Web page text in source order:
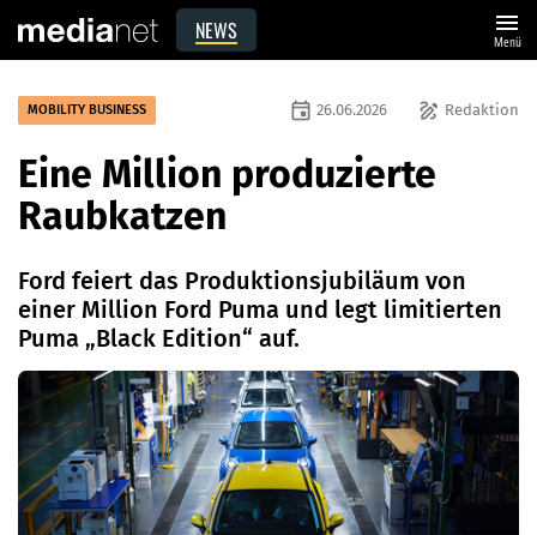
NEWS menu
Menü
MOBILITY BUSINESS draw Redaktion
event 26.06.2026
Eine Million produzierte
Raubkatzen
Ford feiert das Produktionsjubiläum von
einer Million Ford Puma und legt limitierten
Puma „Black Edition“ auf.